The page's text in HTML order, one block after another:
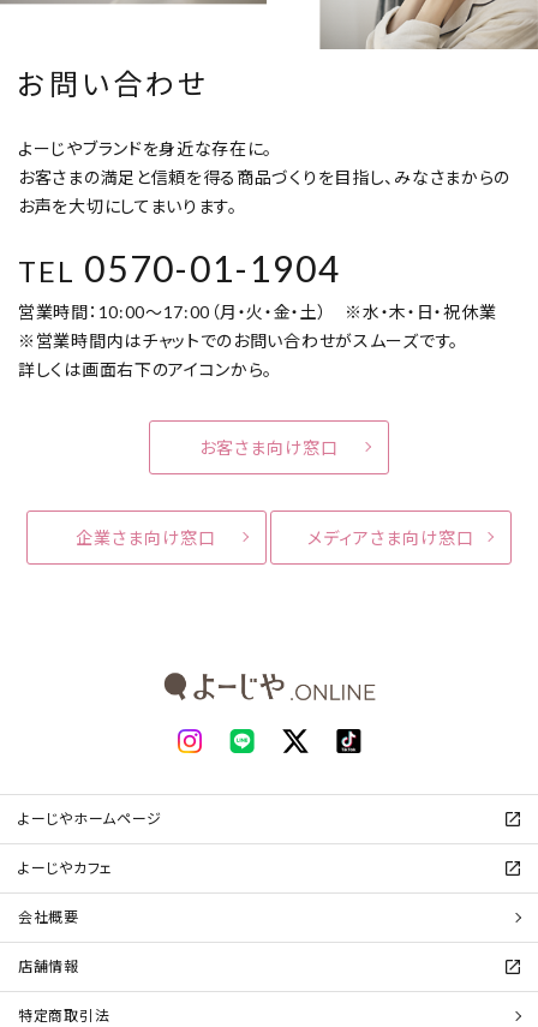
お問い合わせ
よーじやブランドを身近な存在に。
お客さまの満足と信頼を得る商品づくりを目指し、みなさまからの
お声を大切にしてまいります。
TEL 0570-01-1904
営業時間：10:00～17:00（月・火・金・土） ※水・木・日・祝休業
※営業時間内はチャットでのお問い合わせがスムーズです。
詳しくは画面右下のアイコンから。
お客さま向け窓口
企業さま向け窓口 メディアさま向け窓口
よーじやホームページ
よーじやカフェ
会社概要
店舗情報
特定商取引法